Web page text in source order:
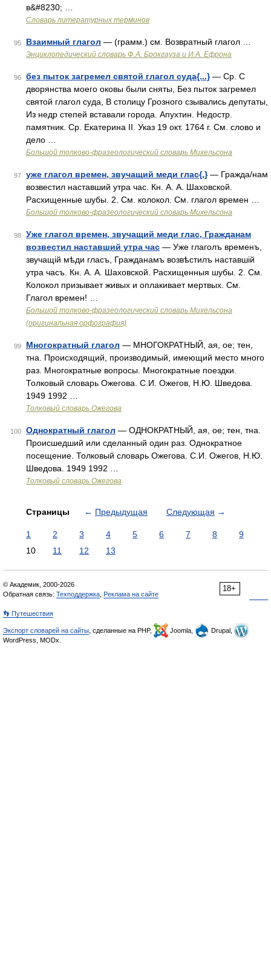
в&#8230; …
Словарь литературных терминов
95 Взаимный глагол — (грамм.) см. Возвратный глагол …
Энциклопедический словарь Ф.А. Брокгауза и И.А. Ефрона
96 без пыток загремел святой глагол суда{...}— Ср. С
дворянства моего оковы были сняты, Без пыток загремел
святой глагол суда, В столицу Грозного сзывались депутаты,
Из недр степей вставали города. Апухтин. Недостр.
памятник. Ср. Екатерина II. Указ 19 окт. 1764 г. См. слово и
дело …
Большой толково-фразеологический словарь Михельсона
97 уже глагол времен, звучащий меди глас{,}— Гражда/нам
возвестил наставший утра час. Кн. A. А. Шаховской.
Расхищенные шубы. 2. См. колокол. См. глагол времен …
Большой толково-фразеологический словарь Михельсона
98
Уже глагол времен, звучащий меди глас, Гражданам
возвестил наставший утра час — Уже глаголъ временъ,
звучащій мѣди гласъ, Гражданамъ возвѣстилъ наставшій
утра часъ. Кн. А. А. Шаховской. Расхищенныя шубы. 2. См.
Колокол призывает живых и оплакивает мертвых. См.
Глагол времен! …
Большой толково-фразеологический словарь Михельсона
(оригинальная орфография)
99 Многократный глагол — МНОГОКРАТНЫЙ, ая, ое; тен,
тна. Происходящий, производимый, имеющий место много
раз. Многократные вопросы. Многократные поездки.
Толковый словарь Ожегова. С.И. Ожегов, Н.Ю. Шведова.
1949 1992 …
Толковый словарь Ожегова
100 Однократный глагол — ОДНОКРАТНЫЙ, ая, ое; тен, тна.
Происшедший или сделанный один раз. Однократное
посещение. Толковый словарь Ожегова. С.И. Ожегов, Н.Ю.
Шведова. 1949 1992 …
Толковый словарь Ожегова
Страницы ← Предыдущая Следующая →
1 2 3 4 5 6 7 8
9
10
11 12 13
18+
© Академик, 2000-2026
Обратная связь: Техподдержка Реклама на сайте
👣 Путешествия
Экспорт словарей на сайты , сделанные на PHP, Joomla,
Drupal,
WordPress, MODx.